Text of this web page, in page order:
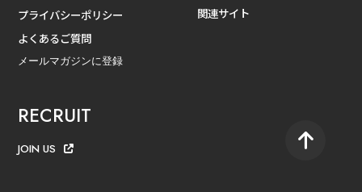
プライバシーポリシー
よくあるご質問
メールマガジンに登録
関連サイト
RECRUIT
JOIN US